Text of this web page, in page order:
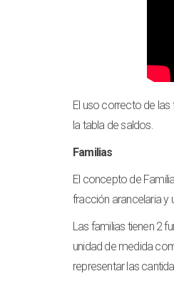
El uso correcto de
la tabla de saldos.
Familias
El concepto de
fracción arancelaria y
Las familias tienen 2
unidad de medida
representar las